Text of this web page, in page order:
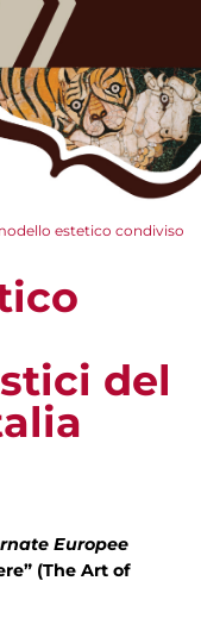
estetico condiviso
del
Europee
(The Art of